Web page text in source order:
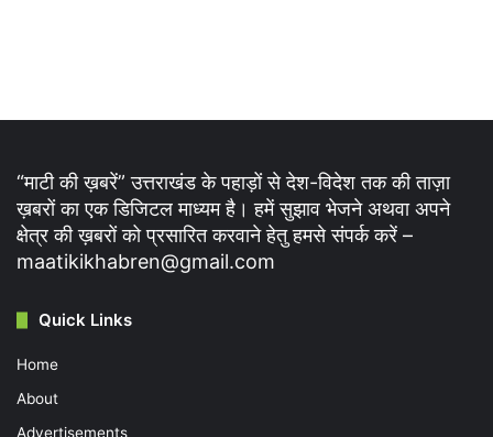
“माटी की ख़बरें” उत्तराखंड के पहाड़ों से देश-विदेश तक की ताज़ा
ख़बरों का एक डिजिटल माध्यम है। हमें सुझाव भेजने अथवा अपने
क्षेत्र की ख़बरों को प्रसारित करवाने हेतु हमसे संपर्क करें –
maatikikhabren@gmail.com
Quick Links
Home
About
Advertisements